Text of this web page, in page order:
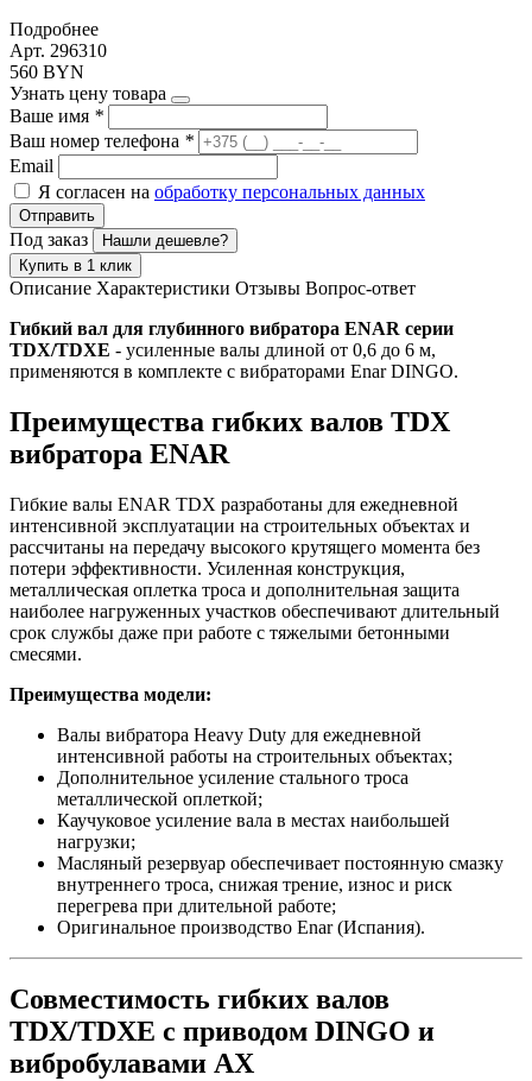
Подробнее
Арт. 296310
560 BYN
Узнать цену товара
Ваше имя *
Ваш номер телефона *
Email
Я согласен на обработку персональных данных
Отправить
Под заказ
Нашли дешевле?
Купить в 1 клик
Описание Характеристики Отзывы Вопрос-ответ
Гибкий вал для глубинного вибратора ENAR серии
TDX/TDXE - усиленные валы длиной от 0,6 до 6 м,
применяются в комплекте с вибраторами Enar DINGO.
Преимущества гибких валов TDX
вибратора ENAR
Гибкие валы ENAR TDX разработаны для ежедневной
интенсивной эксплуатации на строительных объектах и
рассчитаны на передачу высокого крутящего момента без
потери эффективности. Усиленная конструкция,
металлическая оплетка троса и дополнительная защита
наиболее нагруженных участков обеспечивают длительный
срок службы даже при работе с тяжелыми бетонными
смесями.
Преимущества модели:
Валы вибратора Heavy Duty для ежедневной
интенсивной работы на строительных объектах;
Дополнительное усиление стального троса
металлической оплеткой;
Каучуковое усиление вала в местах наибольшей
нагрузки;
Масляный резервуар обеспечивает постоянную смазку
внутреннего троса, снижая трение, износ и риск
перегрева при длительной работе;
Оригинальное производство Enar (Испания).
Совместимость гибких валов
TDX/TDXE с приводом DINGO и
вибробулавами AX